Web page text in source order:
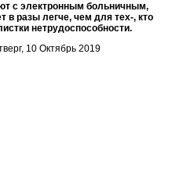
с электронным больничным,
разы легче, чем для тех-, кто
нетрудоспособности.
10 Октябрь 2019